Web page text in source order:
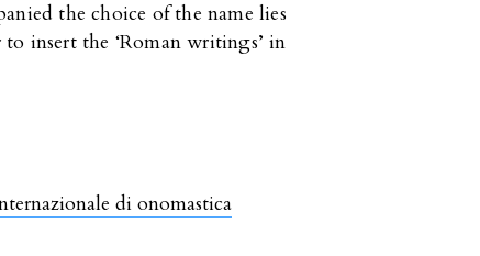
the choice of the name lies
insert the ‘Roman writings’ in
di onomastica